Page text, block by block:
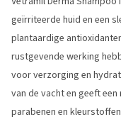
geïrriteerde huid en een
plantaardige
rustgevende werking
voor verzorging en
van de vacht en geeft
parabenen en